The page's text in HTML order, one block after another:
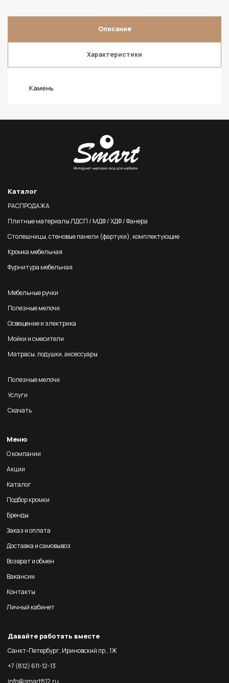
Описание
Характеристики
Камень
Каталог
РАСПРОДАЖА
Плитные материалы ЛДСП / МДФ / ХДФ / Фанера
Столешницы, стеновые панели (фартуки), комплектующие
Кромка мебельная
Фурнитура мебельная
Мебельные ручки
Полезные мелочи
Освещение и электрика
Мойки и смесители
Матрасы, подушки, аксессуары
Полезные мелочи
Услуги
Скачать
Меню
О компании
Акции
Каталог
Подбор кромки
Бренды
Заказ и оплата
Доставка и самовывоз
Возврат и обмен
Вакансии
Контакты
Личный кабинет
Давайте работать вместе
Санкт-Петербург, Ириновский пр., 1Ж
+7 (812) 611-12-13
info@smart812.ru